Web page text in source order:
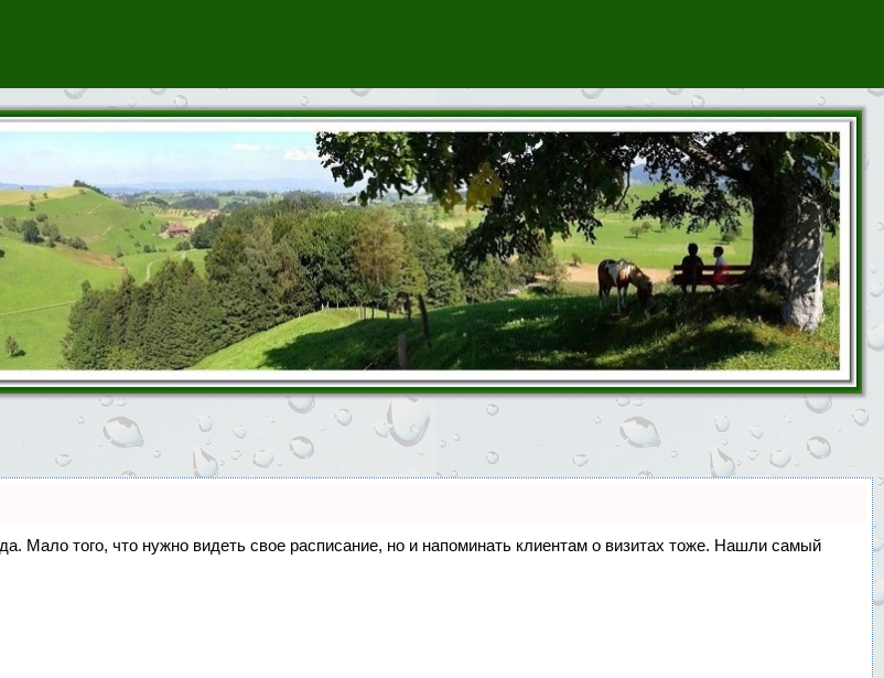
Мало того, что нужно видеть свое расписание, но и напоминать клиентам о визитах тоже. Нашли самый